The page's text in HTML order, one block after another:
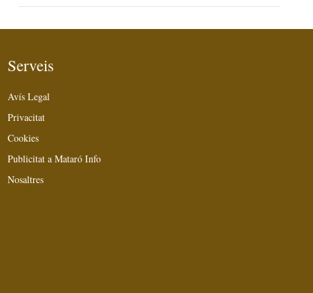
Serveis
Avís Legal
Privacitat
Cookies
Publicitat a Mataró Info
Nosaltres